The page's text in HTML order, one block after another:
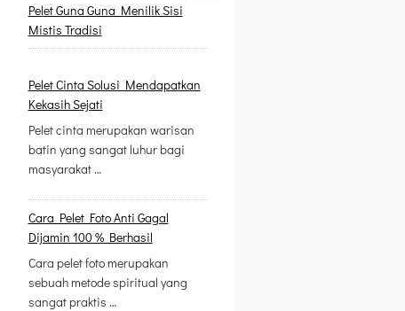
Pelet Guna Guna Menilik Sisi
Mistis Tradisi
Pelet Cinta Solusi Mendapatkan
Kekasih Sejati
Pelet cinta merupakan warisan
batin yang sangat luhur bagi
masyarakat …
Cara Pelet Foto Anti Gagal
Dijamin 100 % Berhasil
Cara pelet foto merupakan
sebuah metode spiritual yang
sangat praktis …